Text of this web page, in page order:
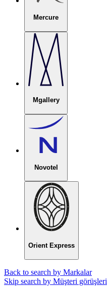
Mercure
Mgallery
Novotel
Orient Express
Back to search by Markalar
Skip search by Müşteri görüşleri